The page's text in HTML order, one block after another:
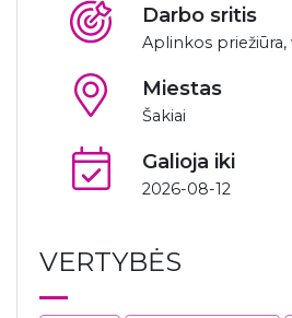
Darbo sritis
Aplinkos priežiūra,
Miestas
Šakiai
Galioja iki
2026-08-12
VERTYBĖS